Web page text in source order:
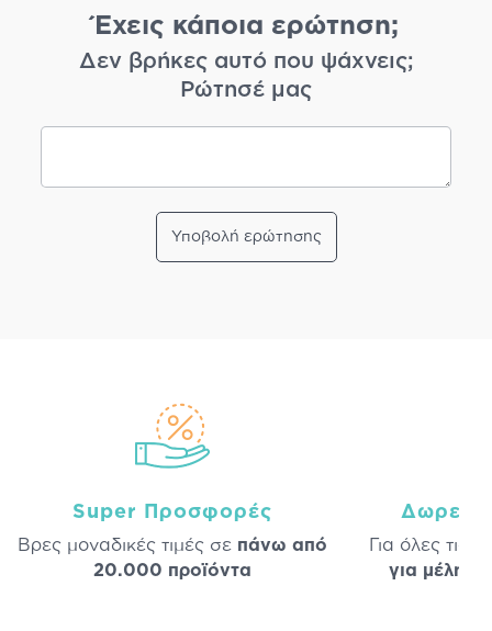
Έχεις κάποια ερώτηση;
Δεν βρήκες αυτό που ψάχνεις;
Ρώτησέ μας
Υποβολή ερώτησης
Super Προσφορές
Βρες μοναδικές τιμές σε πάνω από
20.000 προϊόντα
Δωρεάν
Για όλες τις
για μέλη